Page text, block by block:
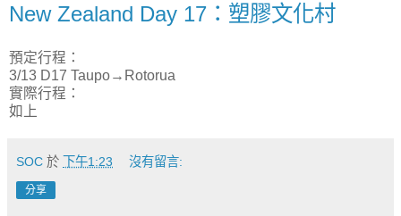
New Zealand Day 17：塑膠文化村
預定行程：
3/13 D17 Taupo→Rotorua
實際行程：
如上
SOC 於 下午1:23 沒有留言:
分享